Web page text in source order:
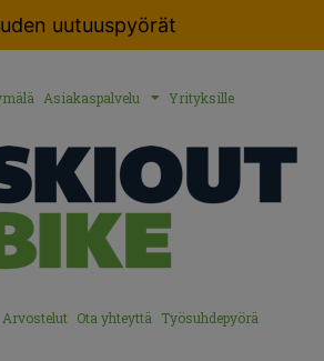
uutuuspyörät
Asiakaspalvelu Yrityksille
Arvostelut Ota yhteyttä Työsuhdepyörä